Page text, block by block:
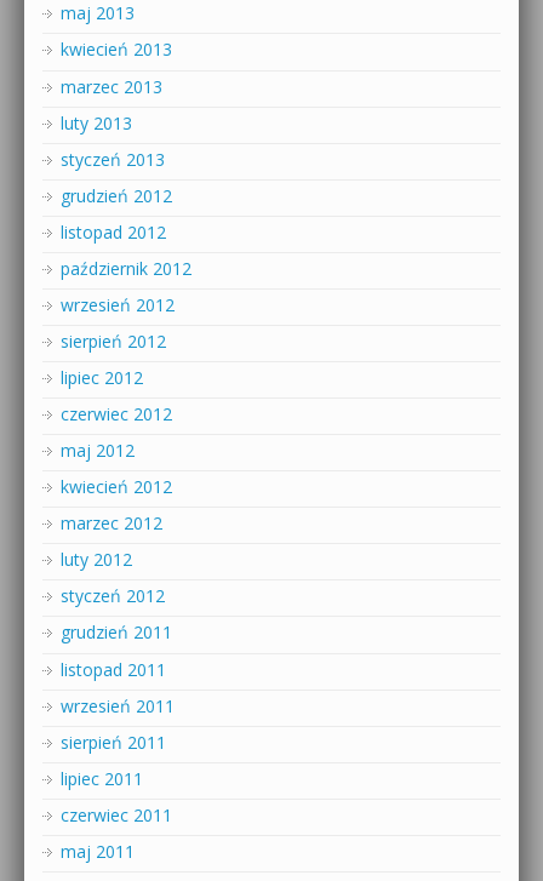
maj 2013
kwiecień 2013
marzec 2013
luty 2013
styczeń 2013
grudzień 2012
listopad 2012
październik 2012
wrzesień 2012
sierpień 2012
lipiec 2012
czerwiec 2012
maj 2012
kwiecień 2012
marzec 2012
luty 2012
styczeń 2012
grudzień 2011
listopad 2011
wrzesień 2011
sierpień 2011
lipiec 2011
czerwiec 2011
maj 2011